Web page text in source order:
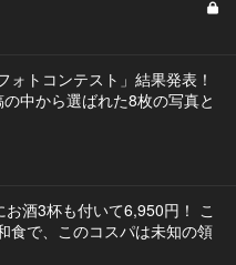
ォトコンテスト」結果発表！
中から選ばれた8枚の写真と
お酒3杯も付いて6,950円！ こ
食で、このコスパは未知の領